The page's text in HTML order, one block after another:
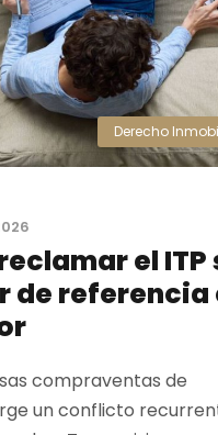
Derecho
el ITP
de referencia
compraventas de
un conflicto